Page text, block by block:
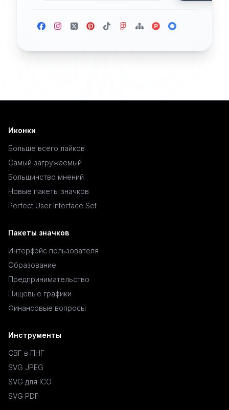
Иконки
Больше всего лайков
Самый загружаемый
Большинство мнений
Новые пакеты значков
Perfect User Interface Set
Пакеты значков
Интерфэйс пользователя
Образование
Предпринимательство
Пищевые графики
Финансовые вопросы
Инструменты
СВГ в ПНГ
SVG JPEG
SVG для ICO
SVG PDF